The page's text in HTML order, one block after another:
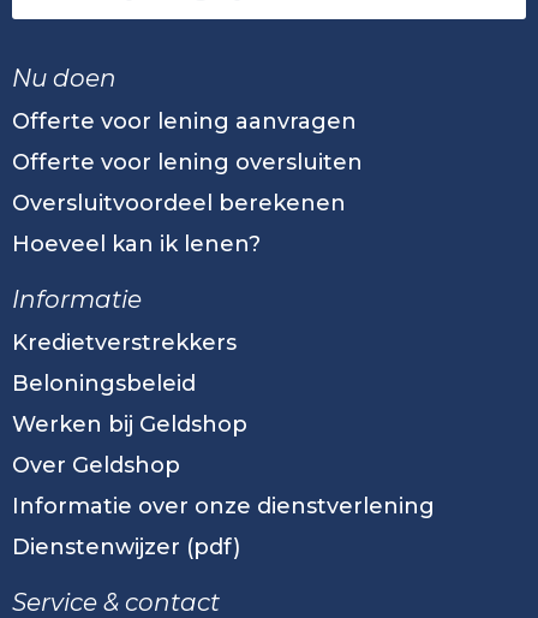
Nu doen
Offerte voor lening aanvragen
Offerte voor lening oversluiten
Oversluitvoordeel berekenen
Hoeveel kan ik lenen?
Informatie
Kredietverstrekkers
Beloningsbeleid
Werken bij Geldshop
Over Geldshop
Informatie over onze dienstverlening
Dienstenwijzer (pdf)
Service & contact